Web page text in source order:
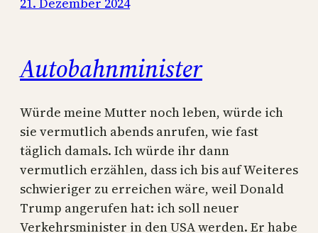
Autobahnminister
Würde meine Mutter noch leben, würde ich
sie vermutlich abends anrufen, wie fast
täglich damals. Ich würde ihr dann
vermutlich erzählen, dass ich bis auf Weiteres
schwieriger zu erreichen wäre, weil Donald
Trump angerufen hat: ich soll neuer
Verkehrsminister in den USA werden. Er habe